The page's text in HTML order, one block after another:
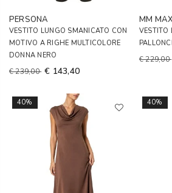
PERSONA
VESTITO LUNGO SMANICATO CON
MOTIVO A RIGHE MULTICOLORE
DONNA NERO
€ 239,00 € 143,40
MM
VESTITO
€ 229,00
40% 40%